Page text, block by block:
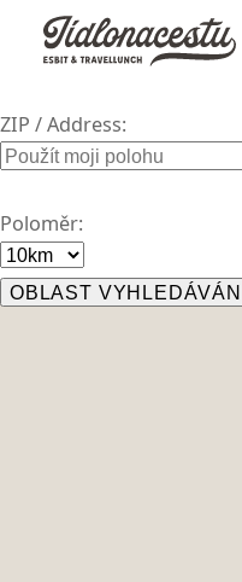
ZIP / Address:
Poloměr: